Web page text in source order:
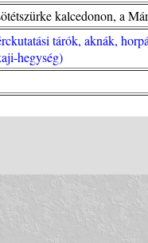
kalcedonon, a
tárók, aknák,
hegység)